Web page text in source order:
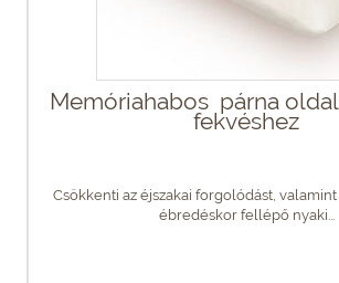
Memóriahabos párna
fekvéshez
Csökkenti az éjszakai forgolódást,
ébredéskor fellépő nyaki...